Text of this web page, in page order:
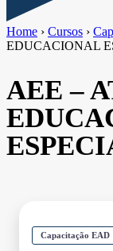
Home › Cursos ›
EDUCACIONAL
AEE –
Capacitação EAD